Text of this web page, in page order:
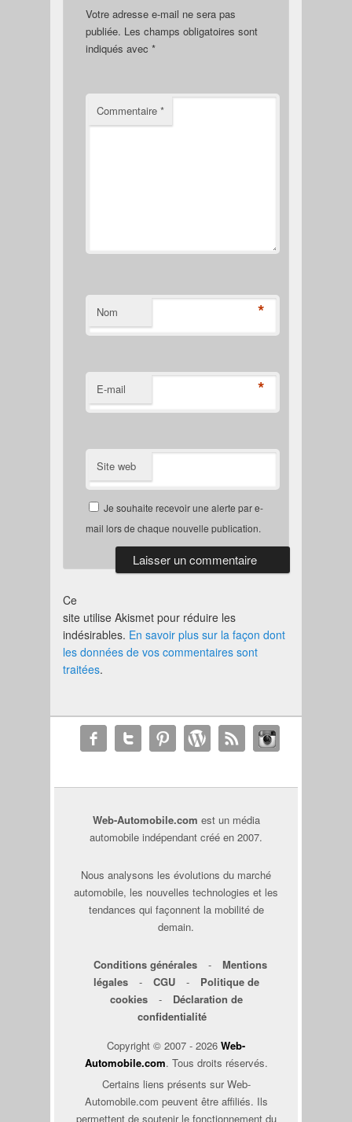
Votre adresse e-mail ne sera pas
publiée. Les champs obligatoires sont
indiqués avec *
Commentaire *
Nom *
E-mail *
Site web
Je souhaite recevoir une alerte par e-
mail lors de chaque nouvelle publication.
Ce
site utilise Akismet pour réduire les
indésirables. En savoir plus sur la façon dont
les données de vos commentaires sont
traitées.
Web-Automobile.com est un média
automobile indépendant créé en 2007.
Nous analysons les évolutions du marché
automobile, les nouvelles technologies et les
tendances qui façonnent la mobilité de
demain.
Conditions générales -
Mentions
légales
- CGU -
Politique de
cookies
-
Déclaration de
confidentialité
Copyright © 2007 - 2026 Web-
Automobile.com. Tous droits réservés.
Certains liens présents sur Web-
Automobile.com peuvent être affiliés. Ils
permettent de soutenir le fonctionnement du